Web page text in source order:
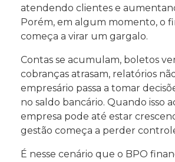
atendendo clientes e
Porém, em algum momento, o
começa a virar um gargalo.
Contas se acumulam, boletos
cobranças atrasam, relatórios
empresário passa a tomar
no saldo bancário. Quando isso
empresa pode até estar
gestão começa a perder
É nesse cenário que o BPO